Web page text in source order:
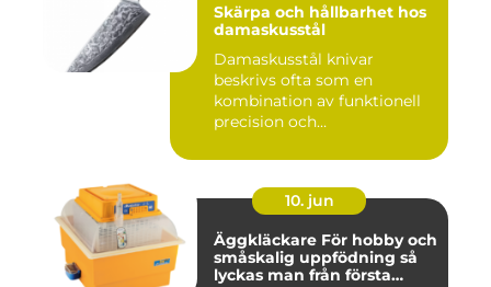
Skärpa och hållbarhet hos
damaskusstål
Damaskusstål knivar
beskrivs ofta som en
kombination av funktionell
precision och
10. jun
Äggkläckare För hobby och
småskalig uppfödning så
lyckas man från första